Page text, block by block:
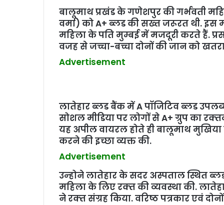
बालूमाथ प्रखंड के गणेशपुर की गर्भवती
वर्मा) को A+ ब्लड की सख्त जरूरत थी. इस
महिला के पति मुम्बई में मजदूरी करते हैं.
वजह से जच्चा-बच्चा दोनों की जान को
Advertisement
लातेहार ब्लड बैंक में A पॉजिटिव ब्लड
सोशल मीडिया पर लोगों से A+ ग्रुप का
यह अपील वायरल होते ही बालूमाथ
करने की इच्छा व्यक्त की.
Advertisement
उन्‍होने लातेहार के सदर अस्पताल स्थित
महिला के लिए रक्‍त की व्‍यवस्‍था की.
ने रक्‍त संग्रह किया. वरिष्ठ पत्रकार एवं